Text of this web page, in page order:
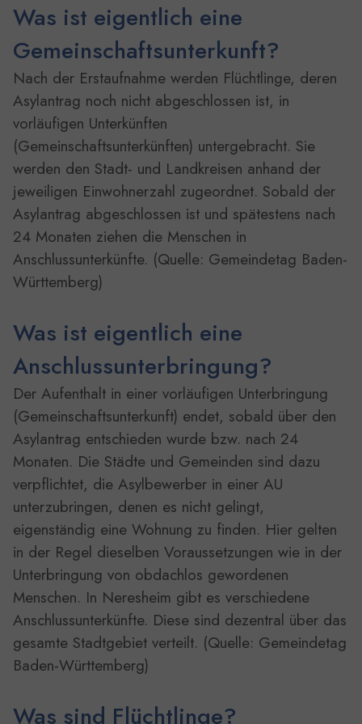
Was ist eigentlich eine
Gemeinschaftsunterkunft?
Nach der Erstaufnahme werden Flüchtlinge, deren
Asylantrag noch nicht abgeschlossen ist, in
vorläufigen Unterkünften
(Gemeinschaftsunterkünften) untergebracht. Sie
werden den Stadt- und Landkreisen anhand der
jeweiligen Einwohnerzahl zugeordnet. Sobald der
Asylantrag abgeschlossen ist und spätestens nach
24 Monaten ziehen die Menschen in
Anschlussunterkünfte. (Quelle: Gemeindetag Baden-
Württemberg)
Was ist eigentlich eine
Anschlussunterbringung?
Der Aufenthalt in einer vorläufigen Unterbringung
(Gemeinschaftsunterkunft) endet, sobald über den
Asylantrag entschieden wurde bzw. nach 24
Monaten. Die Städte und Gemeinden sind dazu
verpflichtet, die Asylbewerber in einer AU
unterzubringen, denen es nicht gelingt,
eigenständig eine Wohnung zu finden. Hier gelten
in der Regel dieselben Voraussetzungen wie in der
Unterbringung von obdachlos gewordenen
Menschen. In Neresheim gibt es verschiedene
Anschlussunterkünfte. Diese sind dezentral über das
gesamte Stadtgebiet verteilt. (Quelle: Gemeindetag
Baden-Württemberg)
Was sind Flüchtlinge?